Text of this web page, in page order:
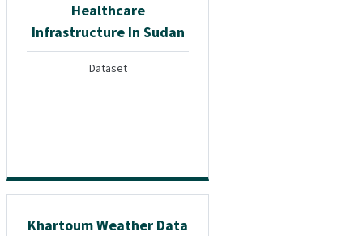
Healthcare
Infrastructure In Sudan
Dataset
Khartoum Weather Data